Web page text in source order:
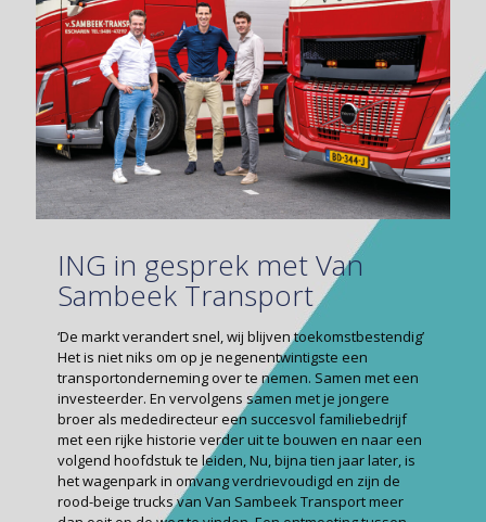
ING in gesprek met Van
Sambeek Transport
‘De markt verandert snel, wij blijven toekomstbestendig’
Het is niet niks om op je negenentwintigste een
transportonderneming over te nemen. Samen met een
investeerder. En vervolgens samen met je jongere
broer als mededirecteur een succesvol familiebedrijf
met een rijke historie verder uit te bouwen en naar een
volgend hoofdstuk te leiden, Nu, bijna tien jaar later, is
het wagenpark in omvang verdrievoudigd en zijn de
rood-beige trucks van Van Sambeek Transport meer